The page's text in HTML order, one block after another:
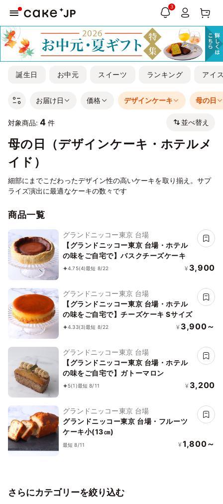
3
誕生日 お中元 スイーツ ランキング アイ
お届け日 価格 デザインケーキ 母の日
対象商品: 4 件 並べ替え
母の日（デザインケーキ・ホテルメ
イド）
細部にまでこだわったデザイン性の高いケーキを取り揃え。サプ
ライズ演出に最適なケーキの数々です
商品一覧
グランドニッコー東京 台場
【グランドニッコー東京 台場・ホテル
の味をご自宅で】バスクチーズケーキ
4.75(4)最短 8/22 ¥ 3,900
グランドニッコー東京 台場
【グランドニッコー東京 台場・ホテル
の味をご自宅で】チーズケーキ Sサイズ
4.33(3)最短 8/22 ¥ 3,900～
グランドニッコー東京 台場
【グランドニッコー東京 台場・ホテル
の味をご自宅で】ガトーマロン
5(1)最短 8/11 ¥ 3,200
グランドニッコー東京 台場
グランドニッコー東京 台場・フルーツ
ケーキ小(13㎝)
最短 8/11 ¥ 1,800～
さらにカテゴリーを絞り込む